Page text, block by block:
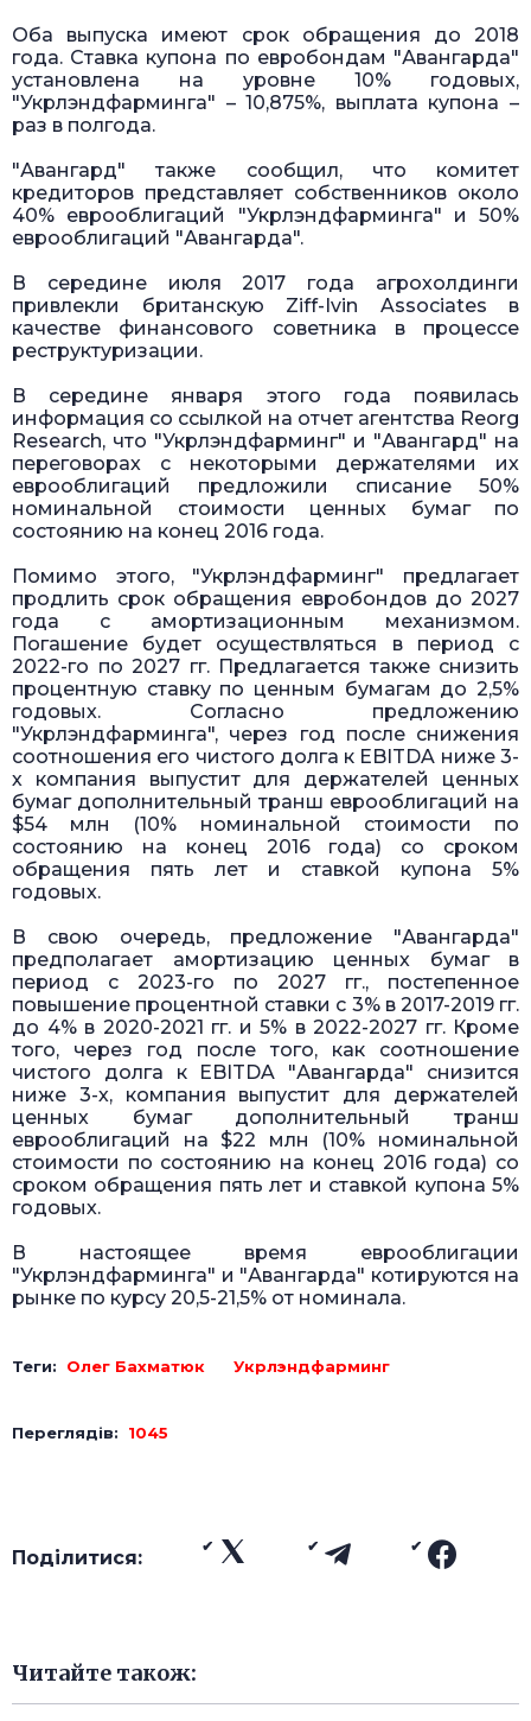
Оба выпуска имеют срок обращения до 2018
года. Ставка купона по евробондам "Авангарда"
установлена на уровне 10% годовых,
"Укрлэндфарминга" – 10,875%, выплата купона –
раз в полгода.
"Авангард" также сообщил, что комитет
кредиторов представляет собственников около
40% еврооблигаций "Укрлэндфарминга" и 50%
еврооблигаций "Авангарда".
В середине июля 2017 года агрохолдинги
привлекли британскую Ziff-Ivin Associates в
качестве финансового советника в процессе
реструктуризации.
В середине января этого года появилась
информация со ссылкой на отчет агентства Reorg
Research, что "Укрлэндфарминг" и "Авангард" на
переговорах с некоторыми держателями их
еврооблигаций предложили списание 50%
номинальной стоимости ценных бумаг по
состоянию на конец 2016 года.
Помимо этого, "Укрлэндфарминг" предлагает
продлить срок обращения евробондов до 2027
года с амортизационным механизмом.
Погашение будет осуществляться в период с
2022-го по 2027 гг. Предлагается также снизить
процентную ставку по ценным бумагам до 2,5%
годовых. Согласно предложению
"Укрлэндфарминга", через год после снижения
соотношения его чистого долга к EBITDA ниже 3-
х компания выпустит для держателей ценных
бумаг дополнительный транш еврооблигаций на
$54 млн (10% номинальной стоимости по
состоянию на конец 2016 года) со сроком
обращения пять лет и ставкой купона 5%
годовых.
В свою очередь, предложение "Авангарда"
предполагает амортизацию ценных бумаг в
период с 2023-го по 2027 гг., постепенное
повышение процентной ставки с 3% в 2017-2019 гг.
до 4% в 2020-2021 гг. и 5% в 2022-2027 гг. Кроме
того, через год после того, как соотношение
чистого долга к EBITDA "Авангарда" снизится
ниже 3-х, компания выпустит для держателей
ценных бумаг дополнительный транш
еврооблигаций на $22 млн (10% номинальной
стоимости по состоянию на конец 2016 года) со
сроком обращения пять лет и ставкой купона 5%
годовых.
В настоящее время еврооблигации
"Укрлэндфарминга" и "Авангарда" котируются на
рынке по курсу 20,5-21,5% от номинала.
Теги: Олег Бахматюк Укрлэндфарминг
Переглядів: 1045
Поділитися:
Читайте також: